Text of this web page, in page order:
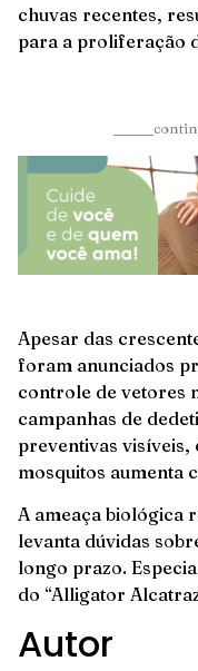
chuvas recentes,
para a proliferação
Apesar das
foram anunciados
controle de vetores
campanhas de
preventivas visíveis,
mosquitos aumenta
A ameaça biológica
levanta dúvidas
longo prazo.
do “Alligator
Autor